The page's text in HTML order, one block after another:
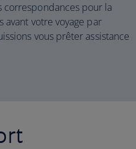
pour la
avant votre voyage par
vous prêter assistance